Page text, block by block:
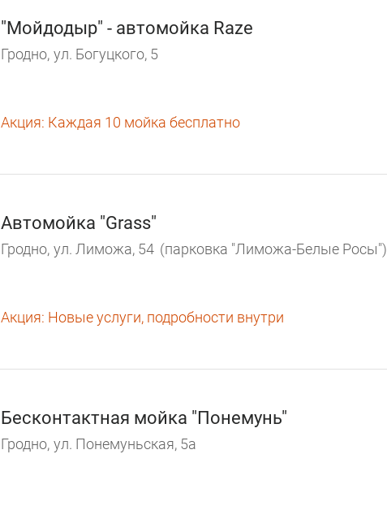
"Мойдодыр" - автомойка Raze
Гродно, ул. Богуцкого, 5
Акция: Каждая 10 мойка бесплатно
Автомойка "Grass"
Гродно, ул. Лиможа, 54 (парковка "Лиможа-Белые Росы")
Акция: Новые услуги, подробности внутри
Бесконтактная мойка "Понемунь"
Гродно, ул. Понемуньская, 5а